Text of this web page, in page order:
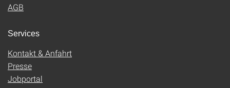
AGB
Services
Kontakt & Anfahrt
Presse
Jobportal